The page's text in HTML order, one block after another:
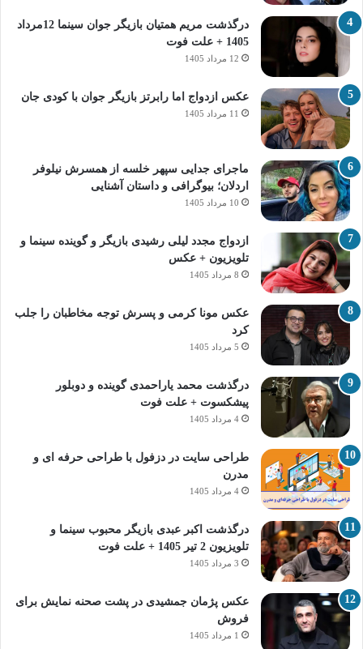
درگذشت مریم همتیان بازیگر جوان سینما 12مرداد
1405 + علت فوت
12 مرداد 1405
عکس ازدواج اما رابرتز بازیگر جوان با کودی جان
11 مرداد 1405
ماجرای جدایی سپهر خلسه از همسرش نیلوفر
اردلان؛ بیوگرافی و داستان آشنایی
10 مرداد 1405
ازدواج مجدد لیلی رشیدی بازیگر و گوینده سینما و
تلویزیون + عکس
8 مرداد 1405
عکس مونا کرمی و پسرش توجه مخاطبان را جلب
کرد
5 مرداد 1405
درگذشت محمد یاراحمدی گوینده و دوبلور
پیشکسوت + علت فوت
4 مرداد 1405
طراحی سایت در دزفول با طراحی حرفه‌ ای و
مدرن
4 مرداد 1405
درگذشت اکبر عبدی بازیگر محبوب سینما و
تلویزیون 2 تیر 1405 + علت فوت
3 مرداد 1405
عکس پژمان جمشیدی در پشت صحنه نمایش برای
فروش
1 مرداد 1405